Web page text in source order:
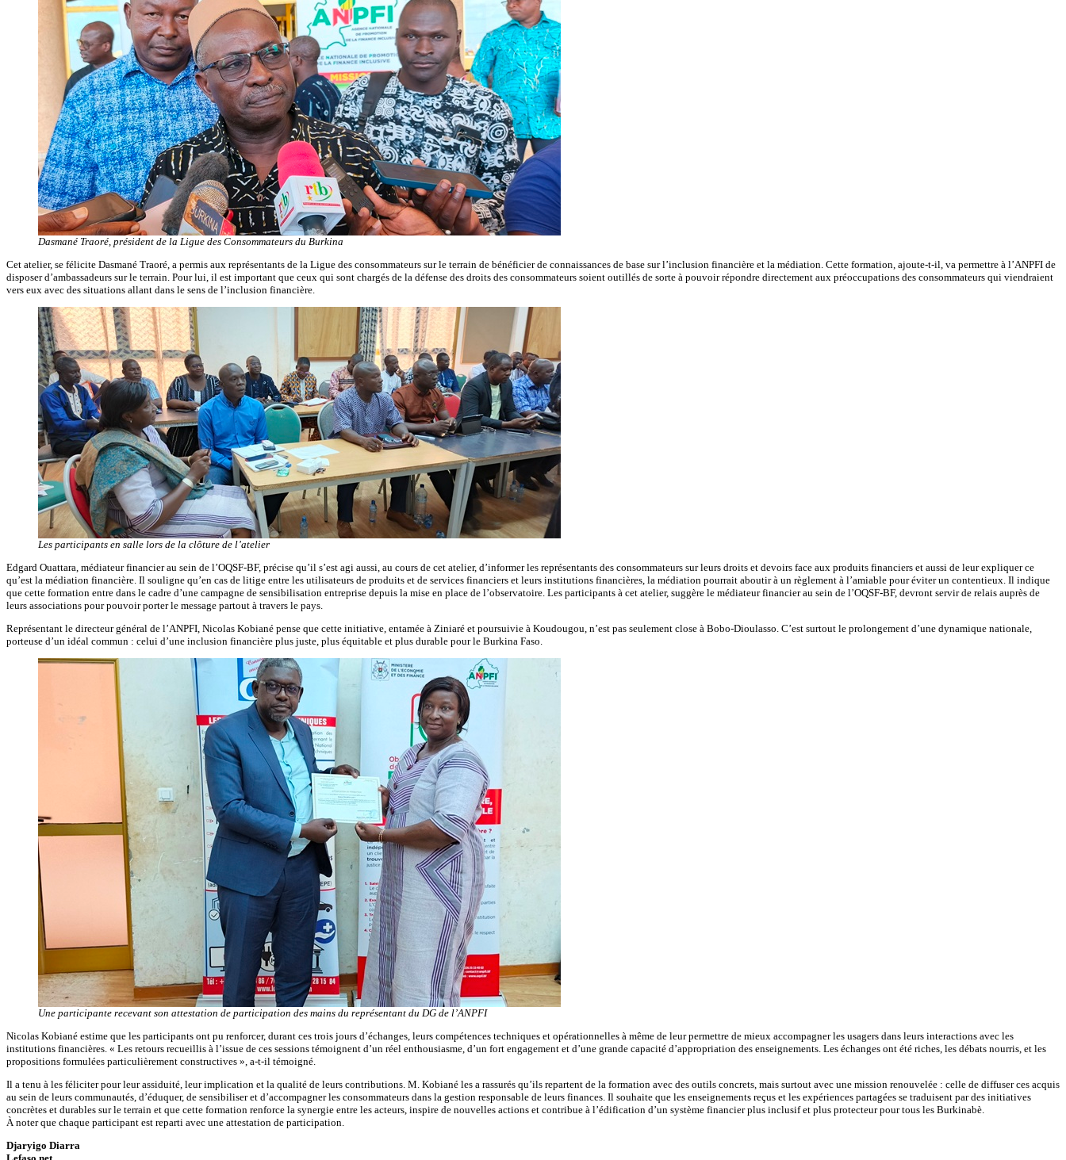
Dasmané Traoré, président de la Ligue des Consommateurs du Burkina
Cet atelier, se félicite Dasmané Traoré, a permis aux représentants de la Ligue des consommateurs sur le terrain de bénéficier de connaissances de base sur l’inclusion financière et la médiation. Cette formation, ajoute-t-il, va permettre à l’ANPFI de
disposer d’ambassadeurs sur le terrain. Pour lui, il est important que ceux qui sont chargés de la défense des droits des consommateurs soient outillés de sorte à pouvoir répondre directement aux préoccupations des consommateurs qui viendraient
vers eux avec des situations allant dans le sens de l’inclusion financière.
Les participants en salle lors de la clôture de l’atelier
Edgard Ouattara, médiateur financier au sein de l’OQSF-BF, précise qu’il s’est agi aussi, au cours de cet atelier, d’informer les représentants des consommateurs sur leurs droits et devoirs face aux produits financiers et aussi de leur expliquer ce
qu’est la médiation financière. Il souligne qu’en cas de litige entre les utilisateurs de produits et de services financiers et leurs institutions financières, la médiation pourrait aboutir à un règlement à l’amiable pour éviter un contentieux. Il indique
que cette formation entre dans le cadre d’une campagne de sensibilisation entreprise depuis la mise en place de l’observatoire. Les participants à cet atelier, suggère le médiateur financier au sein de l’OQSF-BF, devront servir de relais auprès de
leurs associations pour pouvoir porter le message partout à travers le pays.
Représentant le directeur général de l’ANPFI, Nicolas Kobiané pense que cette initiative, entamée à Ziniaré et poursuivie à Koudougou, n’est pas seulement close à Bobo-Dioulasso. C’est surtout le prolongement d’une dynamique nationale,
porteuse d’un idéal commun : celui d’une inclusion financière plus juste, plus équitable et plus durable pour le Burkina Faso.
Une participante recevant son attestation de participation des mains du représentant du DG de l’ANPFI
Nicolas Kobiané estime que les participants ont pu renforcer, durant ces trois jours d’échanges, leurs compétences techniques et opérationnelles à même de leur permettre de mieux accompagner les usagers dans leurs interactions avec les
institutions financières. « Les retours recueillis à l’issue de ces sessions témoignent d’un réel enthousiasme, d’un fort engagement et d’une grande capacité d’appropriation des enseignements. Les échanges ont été riches, les débats nourris, et les
propositions formulées particulièrement constructives », a-t-il témoigné.
Il a tenu à les féliciter pour leur assiduité, leur implication et la qualité de leurs contributions. M. Kobiané les a rassurés qu’ils repartent de la formation avec des outils concrets, mais surtout avec une mission renouvelée : celle de diffuser ces acquis
au sein de leurs communautés, d’éduquer, de sensibiliser et d’accompagner les consommateurs dans la gestion responsable de leurs finances. Il souhaite que les enseignements reçus et les expériences partagées se traduisent par des initiatives
concrètes et durables sur le terrain et que cette formation renforce la synergie entre les acteurs, inspire de nouvelles actions et contribue à l’édification d’un système financier plus inclusif et plus protecteur pour tous les Burkinabè.
À noter que chaque participant est reparti avec une attestation de participation.
Djaryigo Diarra